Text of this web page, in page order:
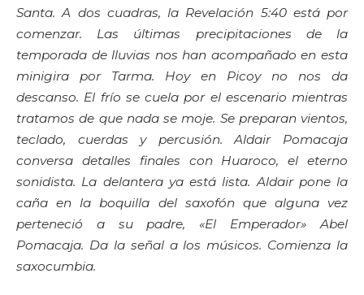
Santa. A dos cuadras, la Revelación 5:40 está por
comenzar. Las últimas precipitaciones de la
temporada de lluvias nos han acompañado en esta
minigira por Tarma. Hoy en Picoy no nos da
descanso. El frío se cuela por el escenario mientras
tratamos de que nada se moje. Se preparan vientos,
teclado, cuerdas y percusión. Aldair Pomacaja
conversa detalles finales con Huaroco, el eterno
sonidista. La delantera ya está lista. Aldair pone la
caña en la boquilla del saxofón que alguna vez
perteneció a su padre, «El Emperador» Abel
Pomacaja. Da la señal a los músicos. Comienza la
saxocumbia.